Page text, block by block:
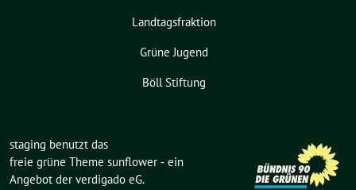
Landtagsfraktion
Grüne Jugend
Böll Stiftung
staging benutzt das
freie grüne Theme sunflower ‐ ein
Angebot der verdigado eG.